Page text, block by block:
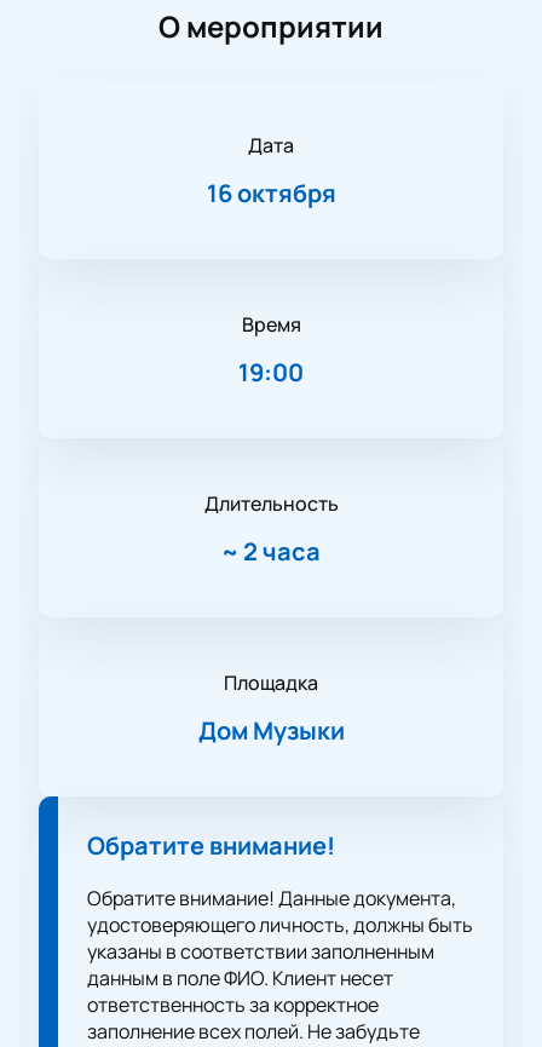
О мероприятии
Дата
16 октября
Время
19:00
Длительность
~ 2 часа
Площадка
Дом Музыки
Обратите внимание!
Обратите внимание! Данные документа,
удостоверяющего личность, должны быть
указаны в соответствии заполненным
данным в поле ФИО. Клиент несет
ответственность за корректное
заполнение всех полей. Не забудьте